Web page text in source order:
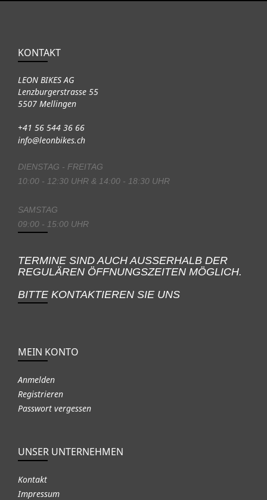
KONTAKT
LEON BIKES AG
Lenzburgerstrasse 55
5507 Mellingen
+41 56 544 36 66
info@leonbikes.ch
DIENSTAG - FREITAG
10:00 - 12:30 UHR & 14:00 - 18:30 UHR
SAMSTAG
09:00 - 15:00 UHR
TERMINE SIND AUCH AUSSERHALB DER
REGULÄREN ÖFFNUNGSZEITEN MÖGLICH.
BITTE KONTAKTIEREN SIE UNS
MEIN KONTO
Anmelden
Registrieren
Passwort vergessen
UNSER UNTERNEHMEN
Kontakt
Impressum